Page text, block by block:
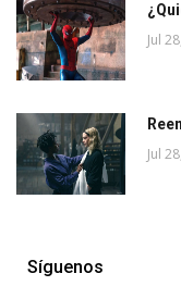
Jul
Jul
Síguenos